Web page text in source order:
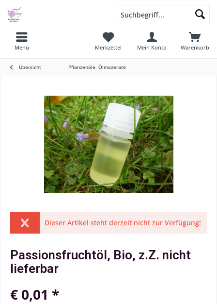
Menü Warenkorb
Merkzettel Mein Konto
Übersicht Pflanzenöle, Ölmazerate
Dieser Artikel steht derzeit nicht zur Verfügung!
Passionsfruchtöl, Bio, z.Z. nicht
lieferbar
€ 0,01 *